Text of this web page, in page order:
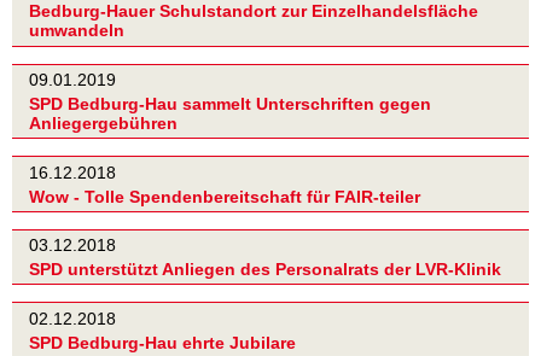
Bedburg-Hauer Schulstandort zur Einzelhandelsfläche
umwandeln
09.01.2019
SPD Bedburg-Hau sammelt Unterschriften gegen
Anliegergebühren
16.12.2018
Wow - Tolle Spendenbereitschaft für FAIR-teiler
03.12.2018
SPD unterstützt Anliegen des Personalrats der LVR-Klinik
02.12.2018
SPD Bedburg-Hau ehrte Jubilare